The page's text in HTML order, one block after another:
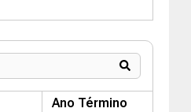
Ano Término